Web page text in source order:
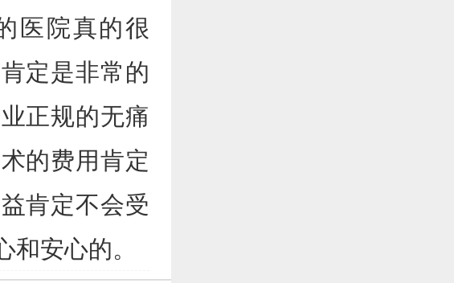
医院真的很
定是非常的
正规的无痛
的费用肯定
肯定不会受
安心的。